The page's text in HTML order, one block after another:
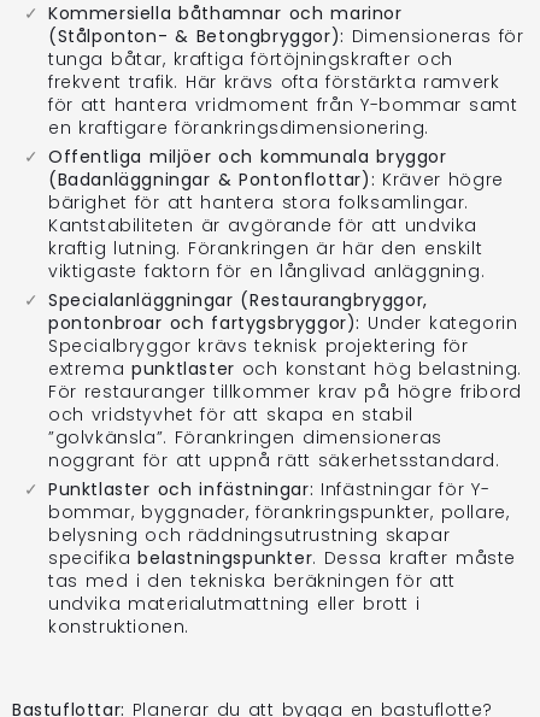
Kommersiella båthamnar och marinor
(Stålponton- & Betongbryggor): Dimensioneras för
tunga båtar, kraftiga förtöjningskrafter och
frekvent trafik. Här krävs ofta förstärkta ramverk
för att hantera vridmoment från Y-bommar samt
en kraftigare förankringsdimensionering.
Offentliga miljöer och kommunala bryggor
(Badanläggningar & Pontonflottar): Kräver högre
bärighet för att hantera stora folksamlingar.
Kantstabiliteten är avgörande för att undvika
kraftig lutning. Förankringen är här den enskilt
viktigaste faktorn för en långlivad anläggning.
Specialanläggningar (Restaurangbryggor,
pontonbroar och fartygsbryggor): Under kategorin
Specialbryggor krävs teknisk projektering för
extremapunktlaster och konstant hög belastning.
För restauranger tillkommer krav på högre fribord
och vridstyvhet för att skapa en stabil
”golvkänsla”. Förankringen dimensioneras
noggrant för att uppnå rätt säkerhetsstandard.
Punktlaster och infästningar: Infästningar för Y-
bommar, byggnader, förankringspunkter, pollare,
belysning och räddningsutrustning skapar
specifikabelastningspunkter. Dessa krafter måste
tas med i den tekniska beräkningen för att
undvika materialutmattning eller brott i
konstruktionen.
Bastuflottar: Planerar du att bygga en bastuflotte?